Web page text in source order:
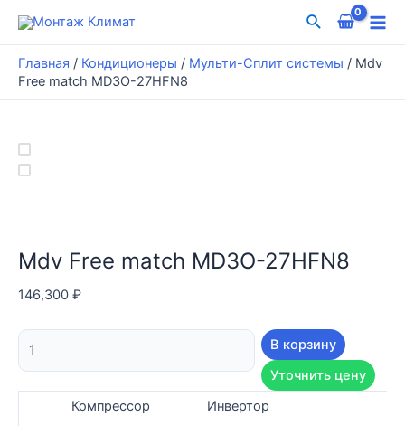
Поиск
Главная / Кондиционеры / Мульти-Сплит системы / Mdv
Free match MD3O-27HFN8
Mdv Free match MD3O-27HFN8
146,300 ₽
Количество
товара
В корзину
Уточнить цену
Компрессор
Инвертор